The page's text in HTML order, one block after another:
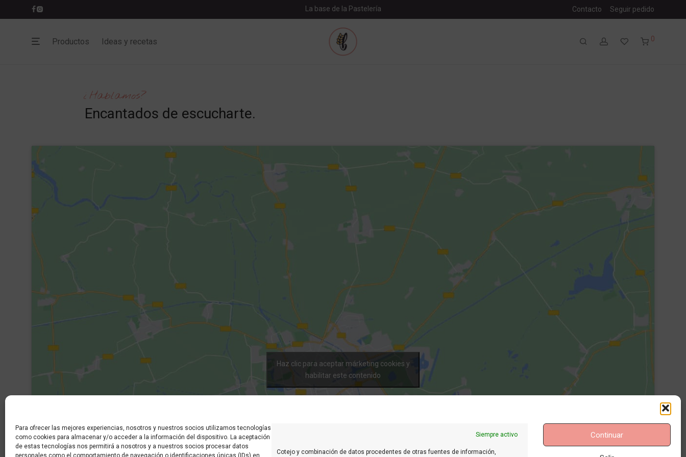
Para ofrecer las mejores experiencias, nosotros y nuestros socios utilizamos tecnologías
como cookies para almacenar y/o acceder a la información del dispositivo. La aceptación
de estas tecnologías nos permitirá a nosotros y a nuestros socios procesar datos
personales como el comportamiento de navegación o identificaciones únicas (IDs) en
Siempre activo
Cotejo y combinación de datos procedentes de otras fuentes de información,
Continuar
La base de la Pastelería Contacto Seguir pedido
Productos Ideas y recetas 0
¿Hablamos?
Encantados de escucharte.
Haz clic para aceptar márketing cookies y
habilitar este contenido
Contáctanos Horario